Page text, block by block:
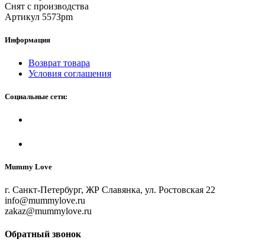
Снят с производства
Артикул 5573pm
Информация
Возврат товара
Условия соглашения
Социальные сети:
Mummy Love
г. Санкт-Петербург, ЖР Славянка, ул. Ростовская 22
info@mummylove.ru
zakaz@mummylove.ru
Обратный звонок